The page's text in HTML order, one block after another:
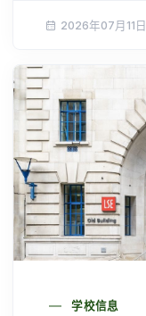
2026年07月11日
学校信息